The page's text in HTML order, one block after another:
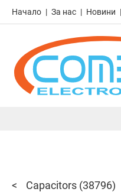
Начало За нас Новини
Capacitors (38796)